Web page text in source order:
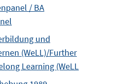
/ BA
und
(WeLL)/Further
Learning (WeLL